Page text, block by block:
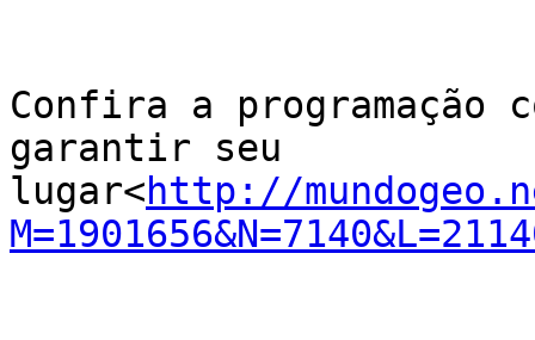
Confira a programação
garantir seu
lugar<http://